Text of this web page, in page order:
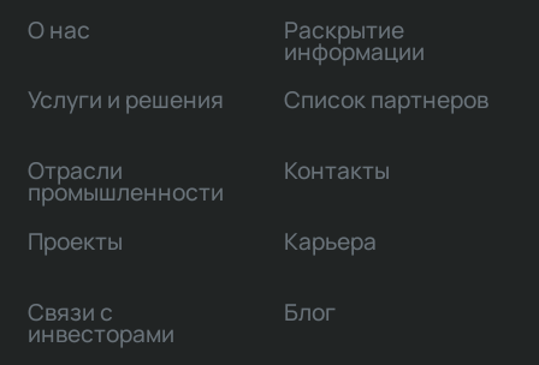
О нас
Услуги и решения
Отрасли
промышленности
Проекты
Связи с
инвесторами
Раскрытие
информации
Список партнеров
Контакты
Карьера
Блог